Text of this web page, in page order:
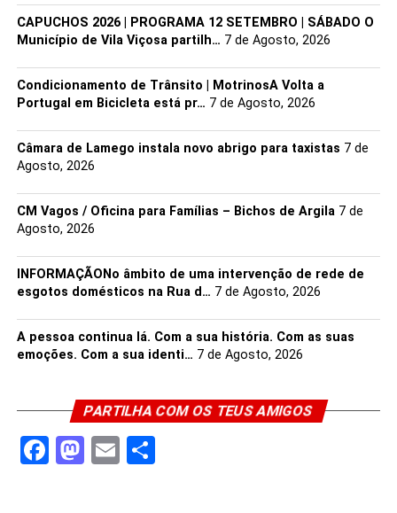
Link no Facebook
Facebook
Mastodon
EmailShare
CAPUCHOS 2026 | PROGRAMA 12 SETEMBRO | SÁBADO O
Município de Vila Viçosa partilh… 7 de Agosto, 2026
Condicionamento de Trânsito | Motrinos​A Volta a
Portugal em Bicicleta está pr… 7 de Agosto, 2026
Câmara de Lamego instala novo abrigo para taxistas 7 de
Agosto, 2026
CM Vagos / Oficina para Famílias – Bichos de Argila 7 de
Agosto, 2026
INFORMAÇÃONo âmbito de uma intervenção de rede de
esgotos domésticos na Rua d… 7 de Agosto, 2026
A pessoa continua lá. Com a sua história. Com as suas
emoções. Com a sua identi… 7 de Agosto, 2026
PARTILHA COM OS TEUS AMIGOS
Facebook
Mastodon
EmailShare